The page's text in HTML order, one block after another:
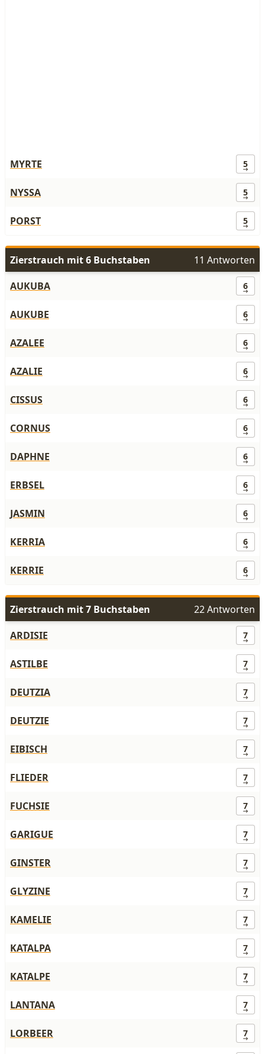
MYRTE 5
NYSSA 5
PORST 5
Zierstrauch mit 6 Buchstaben
11 Antworten
AUKUBA
6
AUKUBE 6
AZALEE 6
AZALIE 6
CISSUS 6
CORNUS 6
DAPHNE 6
ERBSEL 6
JASMIN 6
KERRIA 6
KERRIE 6
Zierstrauch mit 7 Buchstaben
22 Antworten
ARDISIE
7
ASTILBE 7
DEUTZIA 7
DEUTZIE 7
EIBISCH 7
FLIEDER 7
FUCHSIE 7
GARIGUE 7
GINSTER 7
GLYZINE 7
KAMELIE 7
KATALPA 7
KATALPE 7
LANTANA 7
LORBEER 7